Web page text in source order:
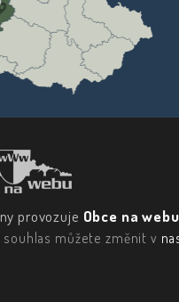
provozuje Obce na
můžete změnit v